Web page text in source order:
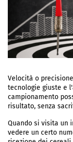
Velocità o
tecnologie giuste e
campionamento
risultato, senza
Quando si visita un
vedere un certo